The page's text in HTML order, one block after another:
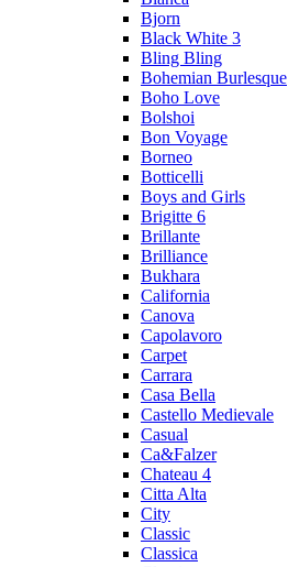
Bjorn
Black White 3
Bling Bling
Bohemian Burlesque
Boho Love
Bolshoi
Bon Voyage
Borneo
Botticelli
Boys and Girls
Brigitte 6
Brillante
Brilliance
Bukhara
California
Canova
Capolavoro
Carpet
Carrara
Casa Bella
Castello Medievale
Casual
Ca&Falzer
Chateau 4
Citta Alta
City
Classic
Classica